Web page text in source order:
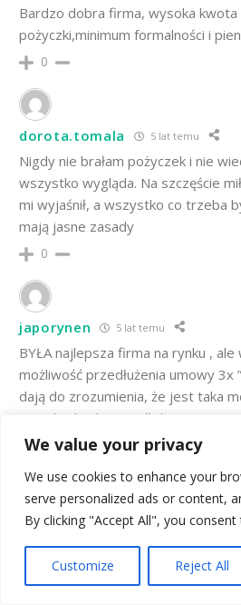
We value your privacy
We use cookies to enhance your
serve personalized ads or content,
By clicking "Accept All", you
Customize Reject All
Bardzo dobra firma, wysoka
pożyczki,minimum formalności i
0
dorota.tomala 5 lat temu
Nigdy nie brałam pożyczek i nie
wszystko wygląda. Na szczęście
mi wyjaśnił, a wszystko co trzeba
mają jasne zasady
0
japorynen 5 lat temu
BYŁA najlepsza firma na rynku , ale
możliwość przedłużenia umowy 3x
dają do zrozumienia, że jest taka
przychodzi do przedłużenia , ” nie
nocnik.
Pożyczki nie dostałem, nie
mniejszej kwoty. Nie wiadomo
WEŹ POŻYCZKĘ W LIME